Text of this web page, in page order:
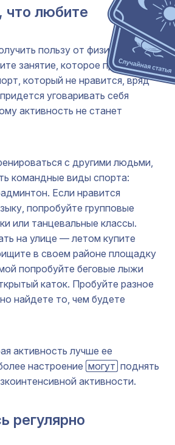
что любите
пользу от физической
занятие, которое приносит
который не нравится, вряд
уговаривать себя
активность не станет
с другими людьми,
командные виды спорта:
Если нравится
попробуйте групповые
или танцевальные классы.
на улице — летом купите
в своем районе площадку
попробуйте беговые лыжи
каток. Пробуйте разное
найдете то, чем будете
активность лучше ее
настроение могут поднять
активности.
регулярно